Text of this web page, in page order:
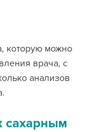
которую можно
врача, с
анализов
cахарным